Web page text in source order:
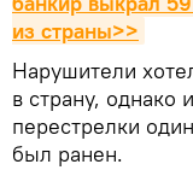
из страны>>
Нарушители
в страну, однако
перестрелки
был ранен.